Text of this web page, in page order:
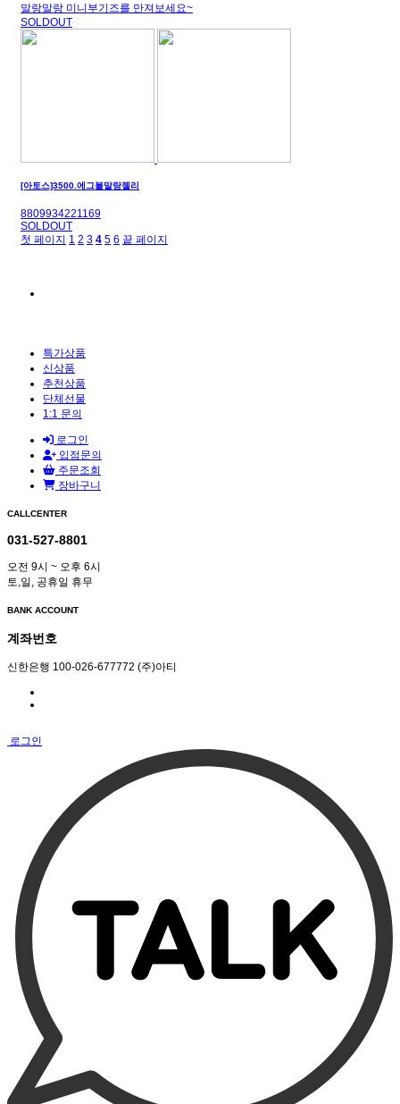
말랑말랑 미니부기즈를 만져보세요~
SOLDOUT
[아토스]3500.에그볼말랑젤리
8809934221169
SOLDOUT
첫 페이지 1 2 3 4 5 6 끝 페이지
특가상품
신상품
추천상품
단체선물
1:1 문의
로그인
입점문의
주문조회
장바구니
CALLCENTER
031-527-8801
오전 9시 ~ 오후 6시
토,일, 공휴일 휴무
BANK ACCOUNT
계좌번호
신한은행 100-026-677772 (주)아티
로그인